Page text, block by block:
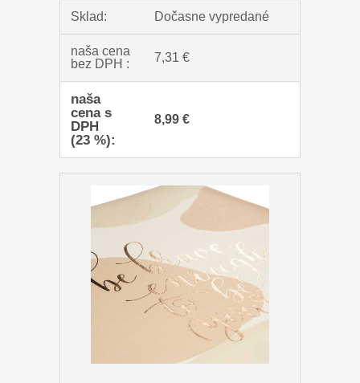
Sklad: Dočasne vypredané
naša cena
bez DPH :
7,31 €
naša
cena s
DPH
(23 %):
8,99 €